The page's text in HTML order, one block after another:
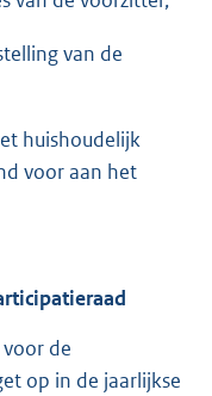
van de
huishoudelijk
voor aan het
de
op in de jaarlijkse